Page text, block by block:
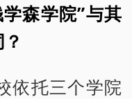
森学院”与其
依托三个学院